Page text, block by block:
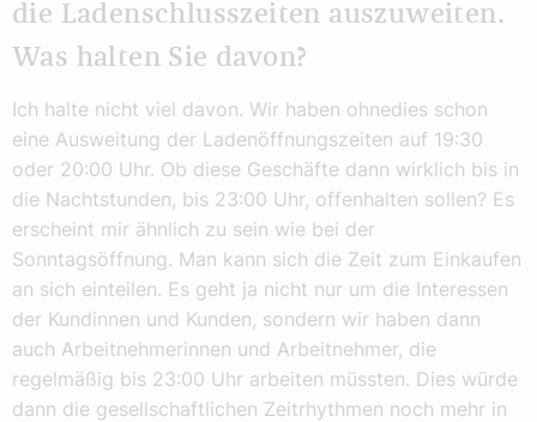
die Ladenschlusszeiten auszuweiten.
Was halten Sie davon?
Ich halte nicht viel davon. Wir haben ohnedies schon
eine Ausweitung der Ladenöffnungszeiten auf 19:30
oder 20:00 Uhr. Ob diese Geschäfte dann wirklich bis in
die Nachtstunden, bis 23:00 Uhr, offenhalten sollen? Es
erscheint mir ähnlich zu sein wie bei der
Sonntagsöffnung. Man kann sich die Zeit zum Einkaufen
an sich einteilen. Es geht ja nicht nur um die Interessen
der Kundinnen und Kunden, sondern wir haben dann
auch Arbeitnehmerinnen und Arbeitnehmer, die
regelmäßig bis 23:00 Uhr arbeiten müssten. Dies würde
dann die gesellschaftlichen Zeitrhythmen noch mehr in